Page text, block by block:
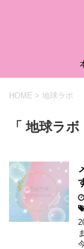
HOME > 地球ラボ
「 地球ラ